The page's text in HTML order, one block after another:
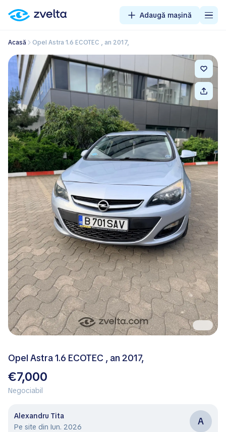
Adaugă mașină
Acasă Opel Astra 1.6 ECOTEC , an 2017,
Opel Astra 1.6 ECOTEC , an 2017,
€7,000
Negociabil
Alexandru Tita
Pe site din Iun. 2026
A